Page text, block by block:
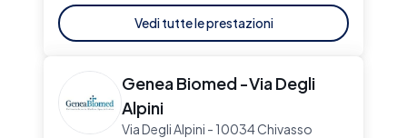
Vedi tutte le prestazioni
Genea Biomed -Via Degli
Alpini
Via Degli Alpini - 10034 Chivasso